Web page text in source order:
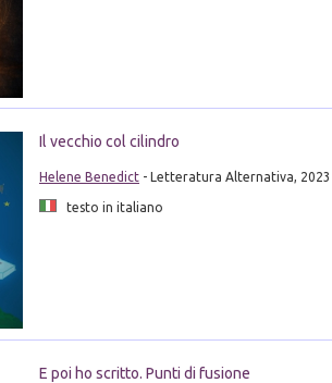
Il vecchio col cilindro
Helene Benedict- Letteratura Alternativa, 2023
testo in italiano
E poi ho scritto. Punti di fusione